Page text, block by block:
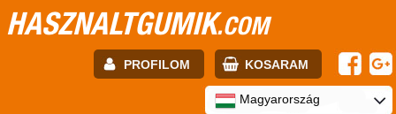
HASZNALTGUMIK.COM
PROFILOM KOSARAM
Magyarország